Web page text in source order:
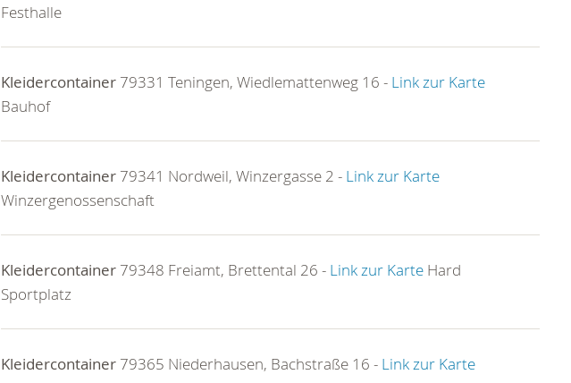
Festhalle
Kleidercontainer 79331 Teningen, Wiedlemattenweg 16 - Link zur Karte
Bauhof
Kleidercontainer 79341 Nordweil, Winzergasse 2 - Link zur Karte
Winzergenossenschaft
Kleidercontainer 79348 Freiamt, Brettental 26 - Link zur Karte Hard
Sportplatz
Kleidercontainer 79365 Niederhausen, Bachstraße 16 - Link zur Karte